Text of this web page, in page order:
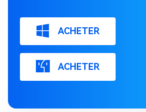
ACHETER
ACHETER